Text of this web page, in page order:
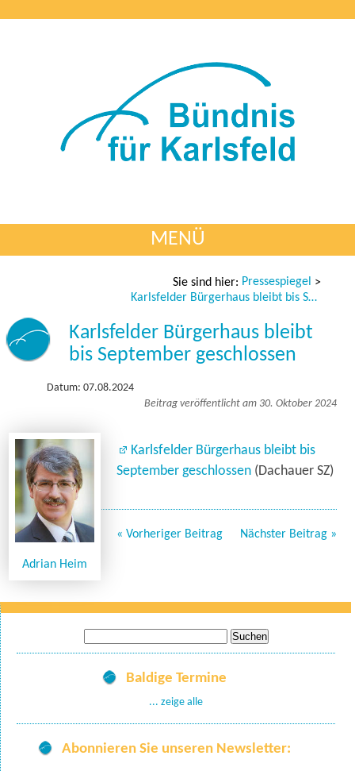
MENÜ
Sie sind hier: Pressespiegel >
Karlsfelder Bürgerhaus bleibt bis September geschlossen
Karlsfelder Bürgerhaus bleibt
bis September geschlossen
Datum: 07.08.2024
Beitrag veröffentlicht am 30. Oktober 2024
Adrian Heim
Karlsfelder Bürgerhaus bleibt bis
September geschlossen (Dachauer SZ)
« Vorheriger Beitrag Nächster Beitrag »
nach:
Baldige Termine
... zeige alle
Abonnieren Sie unseren Newsletter: